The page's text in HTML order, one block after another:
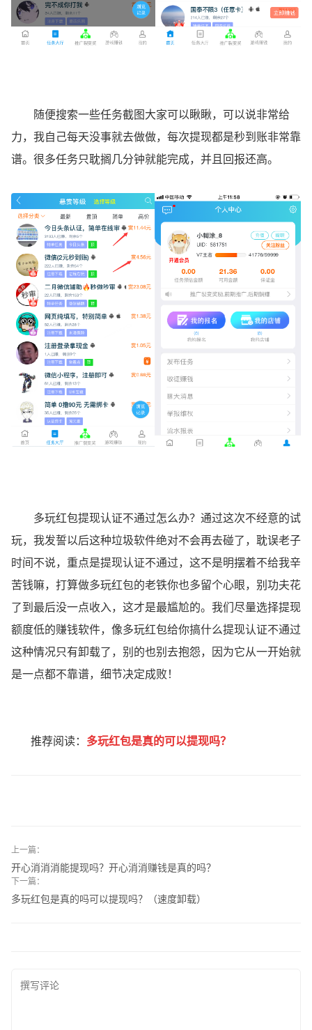
随便搜索一些任务截图大家可以瞅瞅，可以说非常给
力，我自己每天没事就去做做，每次提现都是秒到账非常靠
谱。很多任务只耽搁几分钟就能完成，并且回报还高。
多玩红包提现认证不通过怎么办？通过这次不经意的试
玩，我发誓以后这种垃圾软件绝对不会再去碰了，耽误老子
时间不说，重点是提现认证不通过，这不是明摆着不给我辛
苦钱嘛，打算做多玩红包的老铁你也多留个心眼，别功夫花
了到最后没一点收入，这才是最尴尬的。我们尽量选择提现
额度低的赚钱软件，像多玩红包给你搞什么提现认证不通过
这种情况只有卸载了，别的也别去抱怨，因为它从一开始就
是一点都不靠谱，细节决定成败！
推荐阅读： 多玩红包是真的可以提现吗？
上一篇：
开心消消消能提现吗？开心消消赚钱是真的吗？
下一篇：
多玩红包是真的吗可以提现吗？（速度卸载）